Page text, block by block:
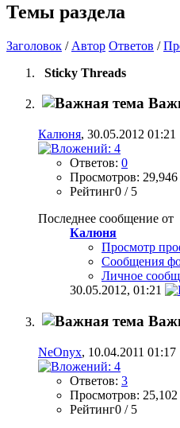
Темы раздела
Заголовок / Автор Ответов /
Sticky Threads
Калюня, 30.05.2012 01:21
Ответов: 0
Просмотров: 29,946
Рейтинг0 / 5
Последнее сообщение от
Калюня
Просмотр
Сообщения
Личное
30.05.2012, 01:21
NeOnyx, 10.04.2011 01:17
Ответов: 3
Просмотров: 25,102
Рейтинг0 / 5